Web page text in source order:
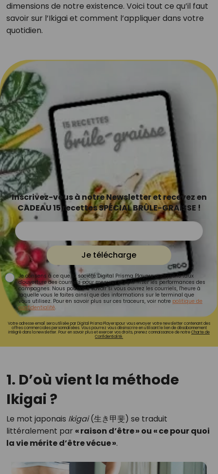
dimensions de notre existence. Voici tout ce qu’il faut
savoir sur l’Ikigai et comment l’appliquer dans votre
quotidien.
Inscrivez-vous à notre Newsletter et recevez en
CADEAU 15 recettes SPÉCIAL BRÛLE-GRAISSE !
Je télécharge
Je consens à ce que la société Digital Prisma Players analyse le taux
d'ouverture des courriels pour mesurer et optimiser les performances des
campagnes. Nous pourrons savoir si vous ouvrez les courriels, l'heure à
laquelle vous le faites ainsi que des informations sur le terminal que
vous utilisez. Pour en savoir plus sur ces traceurs, voir notre politique de
confidentialité.
Votre adresse email sera utilisée par Digital Prisma Playerspour vous envoyer votre newsletter contenant des
offres commerciales personnalisées. Vous pourrez vous désinscrire en utilisant le lien de désabonnement
intégré dans la newsletter. Pour en savoir plus et exercer vos droits, prenez connaissance de notreCharte de
Confidentialité.
1. D’où vient la méthode
Ikigai ?
Le mot japonais Ikigai(生き甲斐) se traduit
littéralement par « raison d’être » ou « ce pour quoi
la vie mérite d’être vécue ».